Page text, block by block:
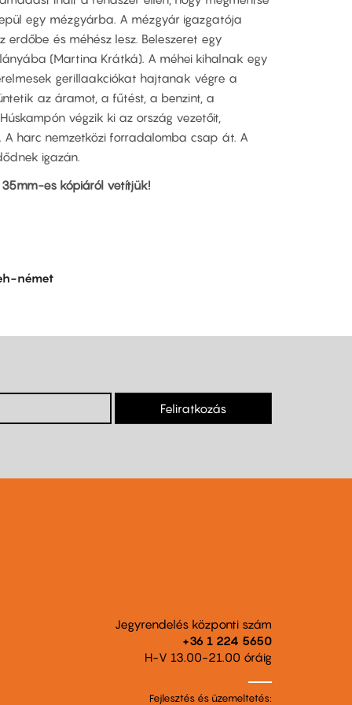
egy mézgyárba. A mézgyár igazgatója
erdőbe és méhész lesz. Beleszeret egy
(Martina Krátká). A méhei kihalnak egy
gerillaakciókat hajtanak végre a
az áramot, a fűtést, a benzint, a
végzik ki az ország vezetőit,
harc nemzetközi forradalomba csap át. A
igazán.
es kópiáról vetítjük!
német
Feliratkozás
Jegyrendelés központi szám
+36 1 224 5650
H-V 13.00-21.00 óráig
Fejlesztés és üzemeltetés: